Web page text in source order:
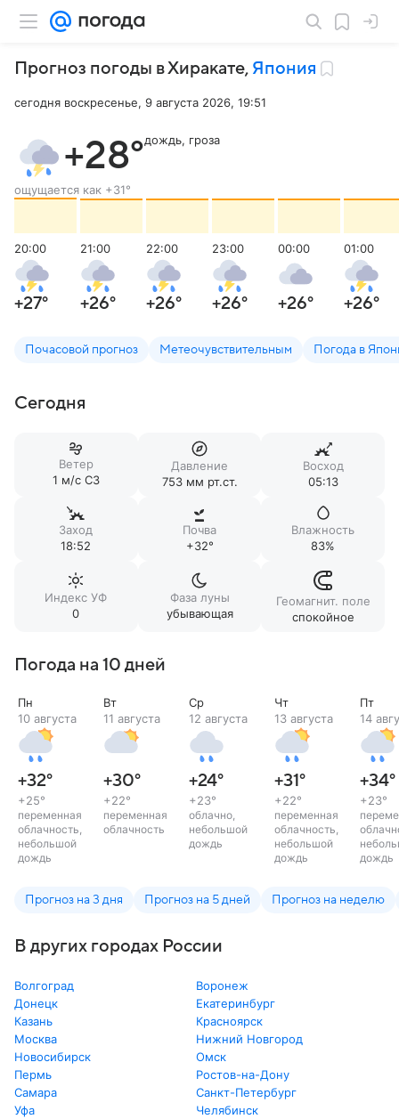
Прогноз погоды в Хиракате, Япония
сегодня воскресенье, 9 августа 2026, 19:51
+28°
ощущается как +31°
дождь, гроза
20:00
+27°
21:00
+26°
22:00
+26°
23:00
+26°
00:00
+26°
01:00
+26°
Почасовой прогноз Метеочувствительным Погода в
Сегодня
Ветер
1 м/c СЗ
Давление
753 мм рт.ст.
Восход
05:13
Заход
18:52
Почва
+32°
Влажность
83%
Индекс УФ
0
Фаза луны
убывающая
Геомагнит. поле
спокойное
Погода на 10 дней
Пн
10 августа
+32°
+25°
переменная
облачность,
небольшой
дождь
Вт
11 августа
+30°
+22°
переменная
облачность
Ср
12 августа
+24°
+23°
облачно,
небольшой
дождь
Чт
13 августа
+31°
+22°
переменная
облачность,
небольшой
дождь
Пт
14
+34°
+23°
дождь
Прогноз на 3 дня Прогноз на 5 дней Прогноз на неделю
В других городах России
Волгоград
Воронеж
Донецк
Екатеринбург
Казань
Красноярск
Москва
Нижний Новгород
Новосибирск
Омск
Пермь
Ростов-на-Дону
Самара
Санкт-Петербург
Уфа
Челябинск